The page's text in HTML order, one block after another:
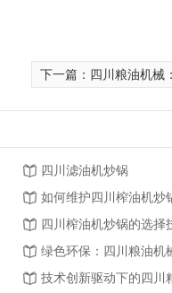
下一篇： 四川粮油机械
四川滤油机炒锅
如何维护四川榨油机炒
四川榨油机炒锅的选择
绿色环保：四川粮油机
技术创新驱动下的四川